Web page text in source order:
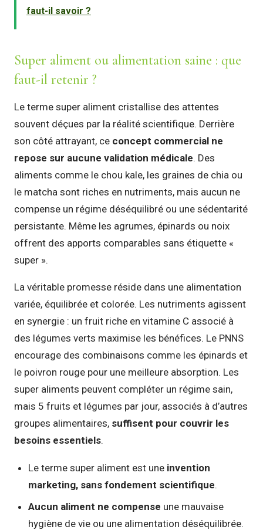
faut-il savoir ?
Super aliment ou alimentation saine : que
faut-il retenir ?
Le terme super aliment cristallise des attentes
souvent déçues par la réalité scientifique. Derrière
son côté attrayant, ce concept commercial ne
repose sur aucune validation médicale. Des
aliments comme le chou kale, les graines de chia ou
le matcha sont riches en nutriments, mais aucun ne
compense un régime déséquilibré ou une sédentarité
persistante. Même les agrumes, épinards ou noix
offrent des apports comparables sans étiquette «
super ».
La véritable promesse réside dans une alimentation
variée, équilibrée et colorée. Les nutriments agissent
en synergie : un fruit riche en vitamine C associé à
des légumes verts maximise les bénéfices. Le PNNS
encourage des combinaisons comme les épinards et
le poivron rouge pour une meilleure absorption. Les
super aliments peuvent compléter un régime sain,
mais 5 fruits et légumes par jour, associés à d’autres
groupes alimentaires, suffisent pour couvrir les
besoins essentiels.
Le terme super aliment est une invention
marketing, sans fondement scientifique.
Aucun aliment ne compense une mauvaise
hygiène de vie ou une alimentation déséquilibrée.